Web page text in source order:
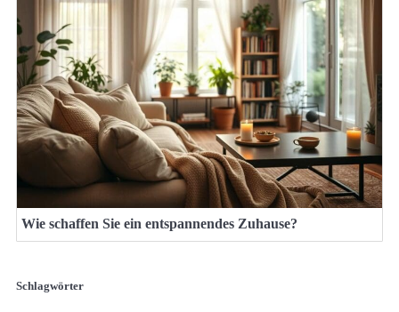
Wie schaffen Sie ein entspannendes Zuhause?
Schlagwörter